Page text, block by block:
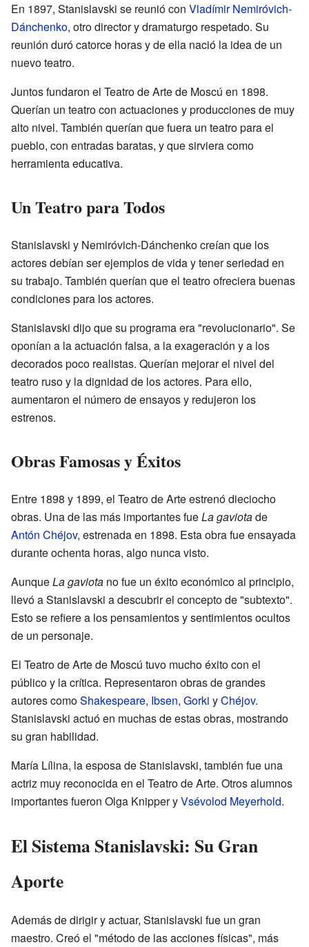
En 1897, Stanislavski se reunió con Vladímir Nemiróvich-
Dánchenko, otro director y dramaturgo respetado. Su
reunión duró catorce horas y de ella nació la idea de un
nuevo teatro.
Juntos fundaron el Teatro de Arte de Moscú en 1898.
Querían un teatro con actuaciones y producciones de muy
alto nivel. También querían que fuera un teatro para el
pueblo, con entradas baratas, y que sirviera como
herramienta educativa.
Un Teatro para Todos
Stanislavski y Nemiróvich-Dánchenko creían que los
actores debían ser ejemplos de vida y tener seriedad en
su trabajo. También querían que el teatro ofreciera buenas
condiciones para los actores.
Stanislavski dijo que su programa era "revolucionario". Se
oponían a la actuación falsa, a la exageración y a los
decorados poco realistas. Querían mejorar el nivel del
teatro ruso y la dignidad de los actores. Para ello,
aumentaron el número de ensayos y redujeron los
estrenos.
Obras Famosas y Éxitos
Entre 1898 y 1899, el Teatro de Arte estrenó dieciocho
obras. Una de las más importantes fueLa gaviotade
Antón Chéjov, estrenada en 1898. Esta obra fue ensayada
durante ochenta horas, algo nunca visto.
AunqueLa gaviota no fue un éxito económico al principio,
llevó a Stanislavski a descubrir el concepto de "subtexto".
Esto se refiere a los pensamientos y sentimientos ocultos
de un personaje.
El Teatro de Arte de Moscú tuvo mucho éxito con el
público y la crítica. Representaron obras de grandes
autores comoShakespeare, Ibsen, Gorki yChéjov.
Stanislavski actuó en muchas de estas obras, mostrando
su gran habilidad.
María Lílina, la esposa de Stanislavski, también fue una
actriz muy reconocida en el Teatro de Arte. Otros alumnos
importantes fueron Olga Knipper yVsévolod Meyerhold.
El Sistema Stanislavski: Su Gran
Aporte
Además de dirigir y actuar, Stanislavski fue un gran
maestro. Creó el "método de las acciones físicas", más